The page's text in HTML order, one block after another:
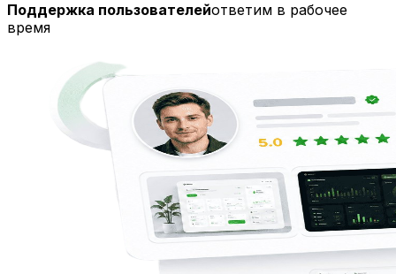
Поддержка пользователейответим в рабочее
время